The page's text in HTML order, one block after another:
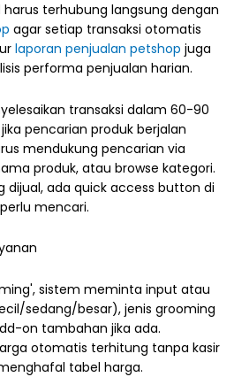
harus terhubung langsung dengan
agar setiap transaksi otomatis
laporan penjualan petshop juga
performa penjualan harian.
transaksi dalam 60-90
pencarian produk berjalan
mendukung pencarian via
produk, atau browse kategori.
dijual, ada quick access button di
mencari.
sistem meminta input atau
sedang/besar), jenis grooming
on tambahan jika ada.
otomatis terhitung tanpa kasir
tabel harga.